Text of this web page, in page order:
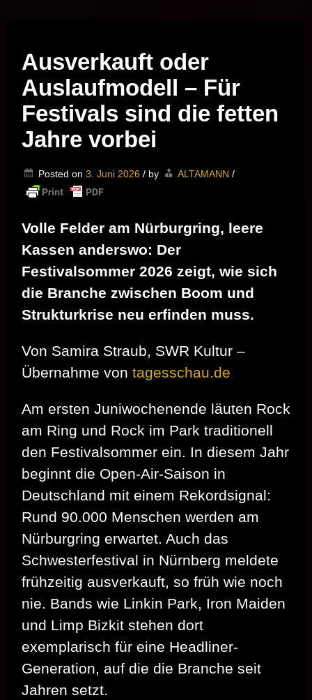
Ausverkauft oder
Auslaufmodell – Für
Festivals sind die fetten
Jahre vorbei
Posted on 3. Juni 2026 / by ALTAMANN /
Volle Felder am Nürburgring, leere
Kassen anderswo: Der
Festivalsommer 2026 zeigt, wie sich
die Branche zwischen Boom und
Strukturkrise neu erfinden muss.
Von Samira Straub, SWR Kultur –
Übernahme von tagesschau.de
Am ersten Juniwochenende läuten Rock
am Ring und Rock im Park traditionell
den Festivalsommer ein. In diesem Jahr
beginnt die Open-Air-Saison in
Deutschland mit einem Rekordsignal:
Rund 90.000 Menschen werden am
Nürburgring erwartet. Auch das
Schwesterfestival in Nürnberg meldete
frühzeitig ausverkauft, so früh wie noch
nie. Bands wie Linkin Park, Iron Maiden
und Limp Bizkit stehen dort
exemplarisch für eine Headliner-
Generation, auf die die Branche seit
Jahren setzt.